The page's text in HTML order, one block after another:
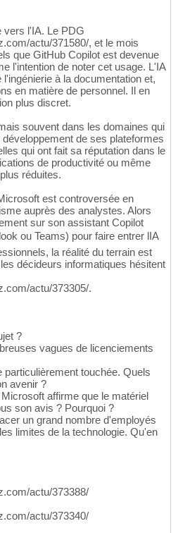
vers l'IA. Le PDG
actu/371580/, et le mois
que GitHub Copilot est devenue
l'intention de noter cet usage. L'IA
à la documentation et,
en matière de personnel. Il en
plus discret.
souvent dans les domaines qui
de ses plateformes
qui ont fait sa réputation dans le
de productivité ou même
réduites.
est controversée en
auprès des analystes. Alors
sur son assistant Copilot
ou Teams) pour faire entrer lIA
la réalité du terrain est
décideurs informatiques hésitent
actu/373305/.
?
vagues de licenciements
particulièrement touchée. Quels
avenir ?
affirme que le matériel
son avis ? Pourquoi ?
un grand nombre d'employés
limites de la technologie. Qu'en
actu/373388/
actu/373340/